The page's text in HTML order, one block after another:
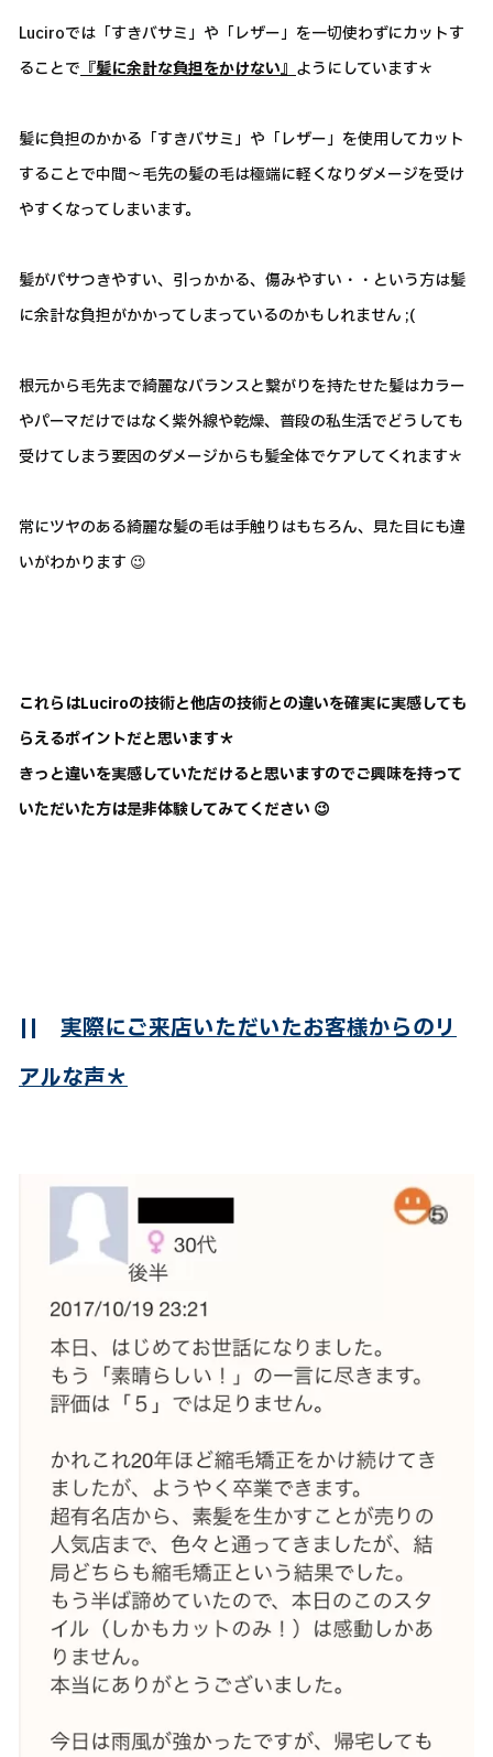
Luciroでは「すきバサミ」や「レザー」を一切使わずにカットす
ることで 『髪に余計な負担をかけない』 ようにしています＊
髪に負担のかかる「すきバサミ」や「レザー」を使用してカット
することで中間～毛先の髪の毛は極端に軽くなりダメージを受け
やすくなってしまいます。
髪がパサつきやすい、引っかかる、傷みやすい・・という方は髪
に余計な負担がかかってしまっているのかもしれません ;(
根元から毛先まで綺麗なバランスと繋がりを持たせた髪はカラー
やパーマだけではなく紫外線や乾燥、普段の私生活でどうしても
受けてしまう要因のダメージからも髪全体でケアしてくれます＊
常にツヤのある綺麗な髪の毛は手触りはもちろん、見た目にも違
いがわかります 😉
これらはLuciroの技術と他店の技術との違いを確実に実感しても
らえるポイントだと思います＊
きっと違いを実感していただけると思いますのでご興味を持って
いただいた方は是非体験してみてください 😉
|| 実際にご来店いただいたお客様からのリ
アルな声＊